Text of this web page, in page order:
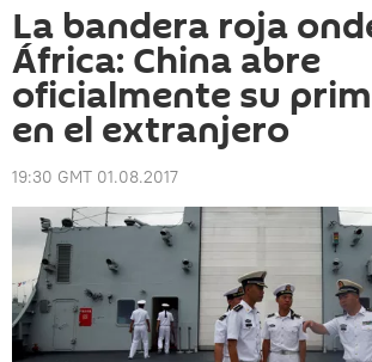
La bandera roja
África: China abre
oficialmente su
en el extranjero
19:30 GMT 01.08.2017